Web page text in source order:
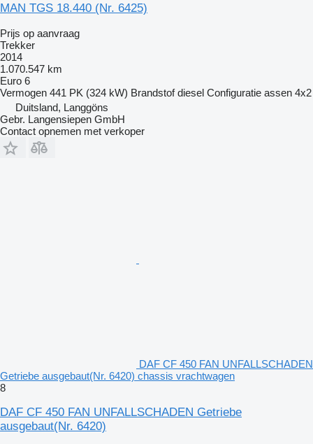
MAN TGS 18.440 (Nr. 6425)
Prijs op aanvraag
Trekker
2014
1.070.547 km
Euro 6
Vermogen 441 PK (324 kW) Brandstof diesel Configuratie assen 4x2
Duitsland, Langgöns
Gebr. Langensiepen GmbH
Contact opnemen met verkoper
DAF CF 450 FAN UNFALLSCHADEN
Getriebe ausgebaut(Nr. 6420) chassis vrachtwagen
8
DAF CF 450 FAN UNFALLSCHADEN Getriebe
ausgebaut(Nr. 6420)